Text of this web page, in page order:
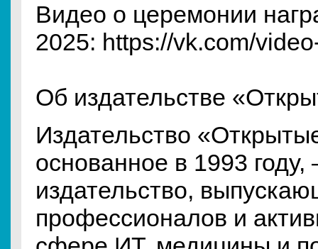
Видео о церемонии
2025: https://vk.com/
Об издательстве
Издательство
основанное в 1993
издательство,
профессионалов и